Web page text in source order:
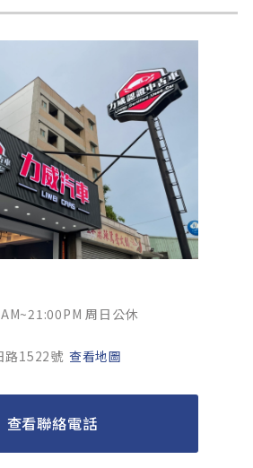
周日公休
路1522號 查看地圖
查看聯絡電話